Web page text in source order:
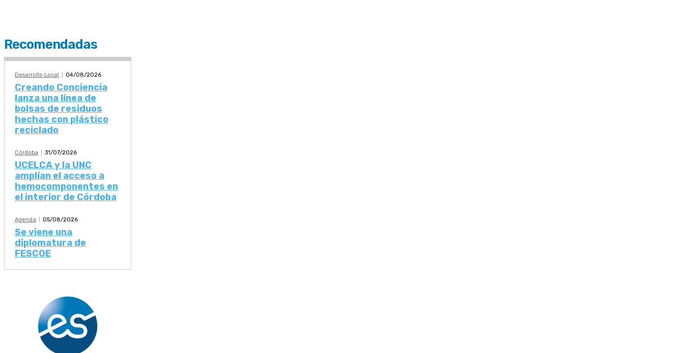
Recomendadas
Desarrollo Local 04/08/2026
Creando Conciencia
lanza una línea de
bolsas de residuos
hechas con plástico
reciclado
Córdoba 31/07/2026
UCELCA y la UNC
amplían el acceso a
hemocomponentes en
el interior de Córdoba
Agenda 05/08/2026
Se viene una
diplomatura de
FESCOE